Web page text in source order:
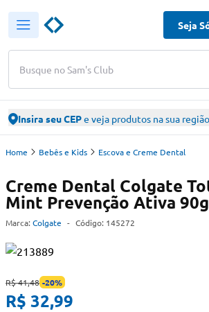
Busque no Sam's Club
Seja
Insira seu CEPe veja produtos na sua região
Home Bebês e Kids Escova e Creme Dental
Creme Dental Colgate
Mint Prevenção Ativa
Marca: Colgate - Código: 145272
R$ 41,48 -20%
R$ 32,99